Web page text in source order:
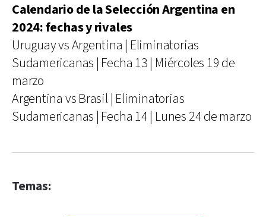
Calendario de la Selección Argentina en
2024: fechas y rivales
Uruguay vs Argentina | Eliminatorias
Sudamericanas | Fecha 13 | Miércoles 19 de
marzo
Argentina vs Brasil | Eliminatorias
Sudamericanas | Fecha 14 | Lunes 24 de marzo
Temas: